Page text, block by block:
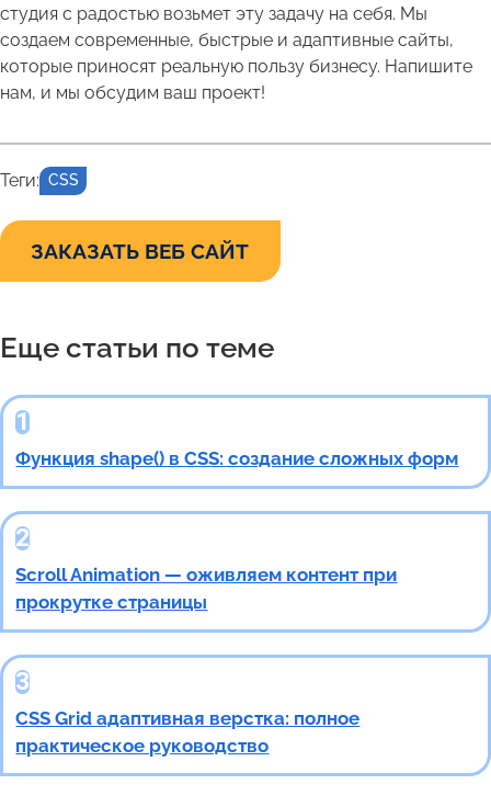
студия с радостью возьмет эту задачу на себя. Мы
создаем современные, быстрые и адаптивные сайты,
которые приносят реальную пользу бизнесу. Напишите
нам, и мы обсудим ваш проект!
Теги: CSS
ЗАКАЗАТЬ ВЕБ САЙТ
Еще статьи по теме
Функция shape() в CSS: создание сложных форм
Scroll Animation — оживляем контент при
прокрутке страницы
CSS Grid адаптивная верстка: полное
практическое руководство